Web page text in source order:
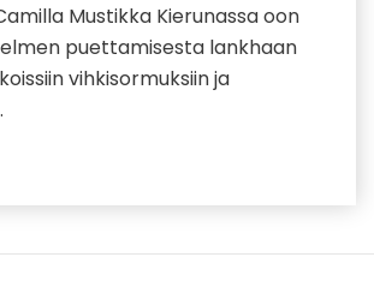
Mustikka Kierunassa oon
puettamisesta lankhaan
vihkisormuksiin ja